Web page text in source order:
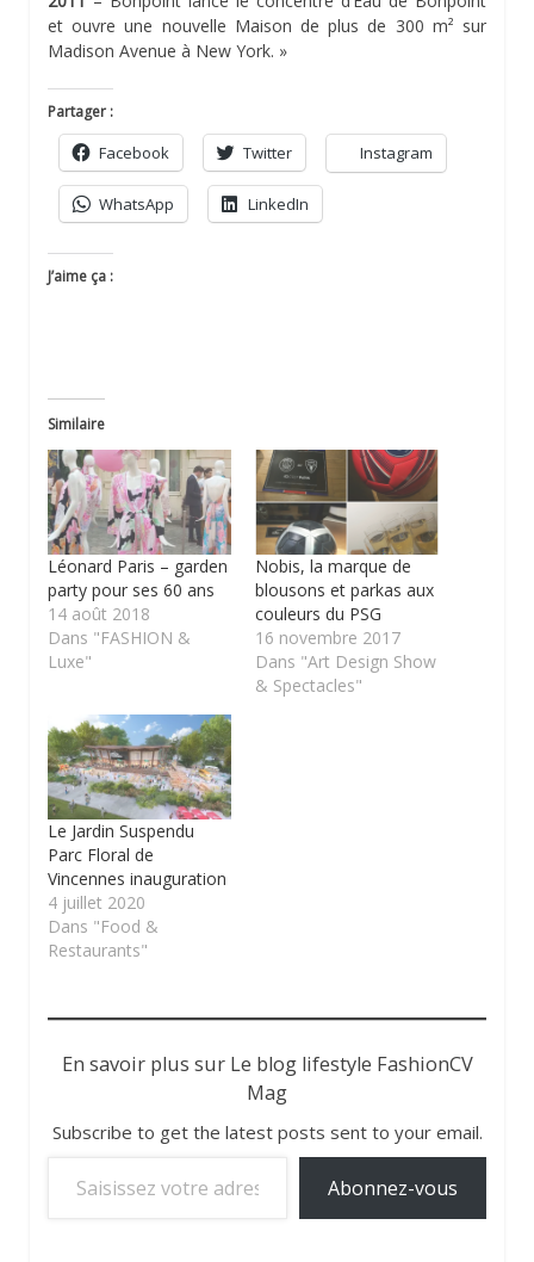
et ouvre une nouvelle Maison de plus de 300 m² sur
Madison Avenue à New York. »
Partager :
Facebook Twitter Instagram
WhatsApp LinkedIn
J’aime ça :
Similaire
Léonard Paris – garden
party pour ses 60 ans
14 août 2018
Dans "FASHION &
Luxe"
Nobis, la marque de
blousons et parkas aux
couleurs du PSG
16 novembre 2017
Dans "Art Design Show
& Spectacles"
Le Jardin Suspendu
Parc Floral de
Vincennes inauguration
4 juillet 2020
Dans "Food &
Restaurants"
En savoir plus sur Le blog lifestyle FashionCV
Mag
Subscribe to get the latest posts sent to your email.
Abonnez-vous